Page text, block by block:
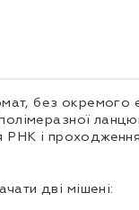
без окремого
РНК і
дві мішені: